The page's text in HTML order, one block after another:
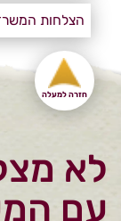
הצלחות
חזרה למעלה
לא
עם